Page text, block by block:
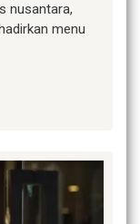
nusantara,
menu